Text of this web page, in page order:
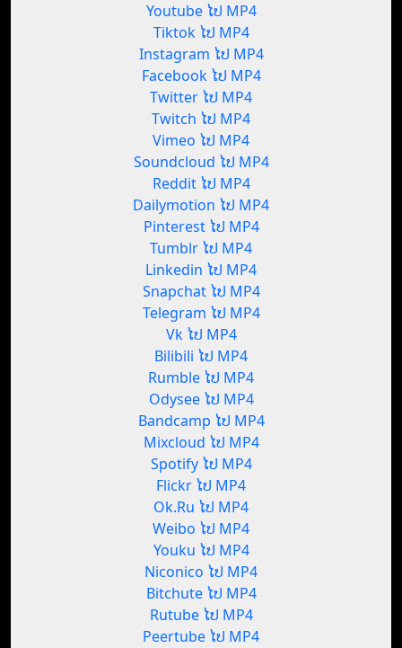
Youtube ໄປ MP4
Tiktok ໄປ MP4
Instagram ໄປ MP4
Facebook ໄປ MP4
Twitter ໄປ MP4
Twitch ໄປ MP4
Vimeo ໄປ MP4
Soundcloud ໄປ MP4
Reddit ໄປ MP4
Dailymotion ໄປ MP4
Pinterest ໄປ MP4
Tumblr ໄປ MP4
Linkedin ໄປ MP4
Snapchat ໄປ MP4
Telegram ໄປ MP4
Vk ໄປ MP4
Bilibili ໄປ MP4
Rumble ໄປ MP4
Odysee ໄປ MP4
Bandcamp ໄປ MP4
Mixcloud ໄປ MP4
Spotify ໄປ MP4
Flickr ໄປ MP4
Ok.Ru ໄປ MP4
Weibo ໄປ MP4
Youku ໄປ MP4
Niconico ໄປ MP4
Bitchute ໄປ MP4
Rutube ໄປ MP4
Peertube ໄປ MP4